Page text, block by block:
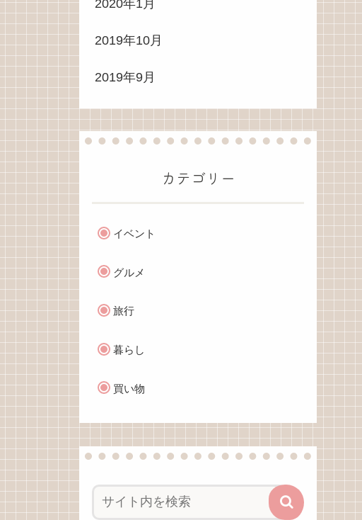
2020年1月
2019年10月
2019年9月
カテゴリー
イベント
グルメ
旅行
暮らし
買い物